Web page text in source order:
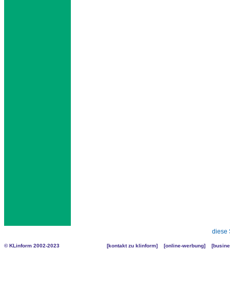
diese
© KLinform 2002-2023 [kontakt zu klinform] [online-werbung] [